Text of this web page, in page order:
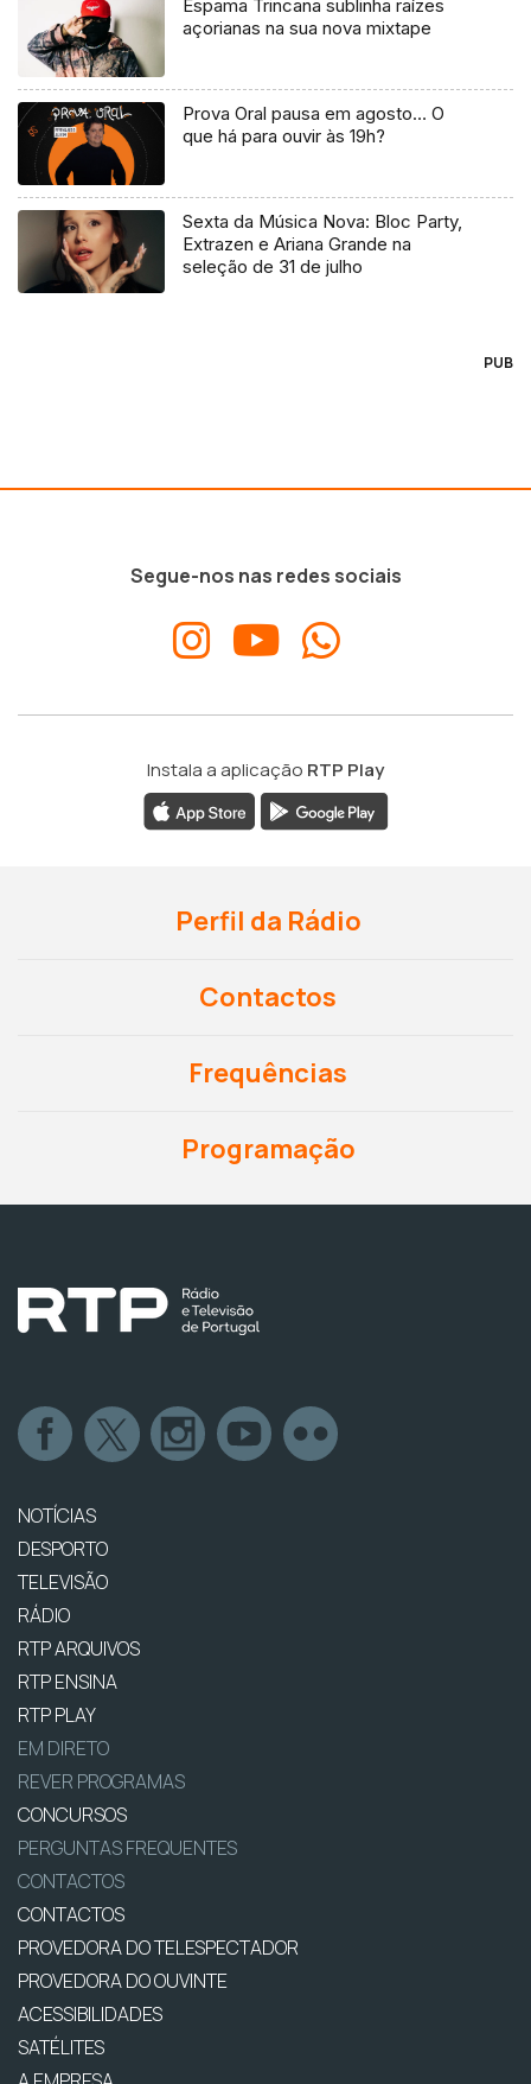
Espama Trincana sublinha raízes
açorianas na sua nova mixtape
Prova Oral pausa em agosto… O
que há para ouvir às 19h?
Sexta da Música Nova: Bloc Party,
Extrazen e Ariana Grande na
seleção de 31 de julho
PUB
Segue-nos nas redes sociais
Instala a aplicação RTP Play
Perfil da Rádio
Contactos
Frequências
Programação
NOTÍCIAS
DESPORTO
TELEVISÃO
RÁDIO
RTP ARQUIVOS
RTP ENSINA
RTP PLAY
EM DIRETO
REVER PROGRAMAS
CONCURSOS
PERGUNTAS FREQUENTES
CONTACTOS
CONTACTOS
PROVEDORA DO TELESPECTADOR
PROVEDORA DO OUVINTE
ACESSIBILIDADES
SATÉLITES